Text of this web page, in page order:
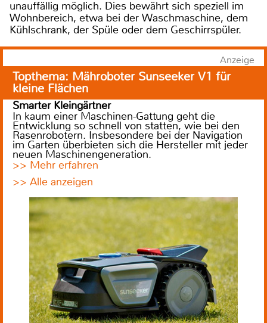
unauffällig möglich. Dies bewährt sich speziell im
Wohnbereich, etwa bei der Waschmaschine, dem
Kühlschrank, der Spüle oder dem Geschirrspüler.
Anzeige
Topthema: Mähroboter Sunseeker V1 für
kleine Flächen
Smarter Kleingärtner
In kaum einer Maschinen-Gattung geht die
Entwicklung so schnell von statten, wie bei den
Rasenrobotern. Insbesondere bei der Navigation
im Garten überbieten sich die Hersteller mit jeder
neuen Maschinengeneration.
>> Mehr erfahren
>> Alle anzeigen